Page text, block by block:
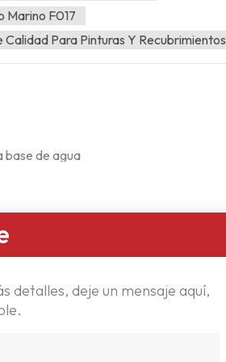
Marino F017
Calidad Para Pinturas Y Recubrimientos
base de agua
detalles, deje un mensaje aquí,